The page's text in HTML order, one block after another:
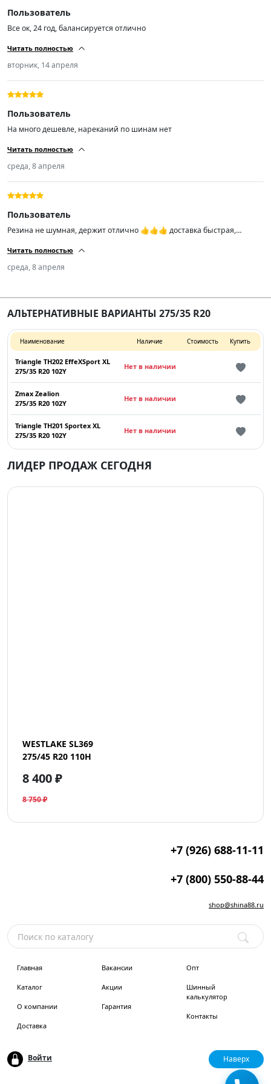
Пользователь
Все ок, 24 год, балансируется отлично
Читать полностью
вторник, 14 апреля
Пользователь
На много дешевле, нареканий по шинам нет
Читать полностью
среда, 8 апреля
Пользователь
Резина не шумная, держит отлично 👍👍👍 доставка быстрая,
Читать полностью
среда, 8 апреля
АЛЬТЕРНАТИВНЫЕ ВАРИАНТЫ 275/35 R20
Наименование Наличие Стоимость Купить
Triangle TH202 EffeXSport XL
275/35 R20 102Y
Нет в наличии
Zmax Zealion
275/35 R20 102Y
Нет в наличии
Triangle TH201 Sportex XL
275/35 R20 102Y
Нет в наличии
ЛИДЕР ПРОДАЖ СЕГОДНЯ
WESTLAKE SL369
275/45 R20 110H
8 400 ₽
8 750 ₽
+7 (926) 688-11-11
+7 (800) 550-88-44
shop@shina88.ru
Главная
Каталог
О компании
Доставка
Вакансии
Акции
Гарантия
Опт
Шинный
калькулятор
Контакты
Войти Наверх